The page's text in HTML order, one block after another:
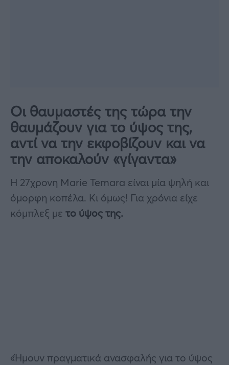
Οι θαυμαστές της τώρα την
θαυμάζουν για το ύψος της,
αντί να την εκφοβίζουν και να
την αποκαλούν «γίγαντα»
Η 27χρονη Marie Temara είναι μία ψηλή και
όμορφη κοπέλα. Κι όμως! Για χρόνια είχε
κόμπλεξ με το ύψος της.
«Ήμουν πραγματικά ανασφαλής για το ύψος